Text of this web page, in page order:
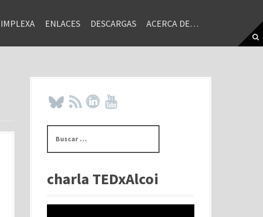
IMPLEXA ENLACES DESCARGAS ACERCA DE…
s
rcharla TEDxAlcoi